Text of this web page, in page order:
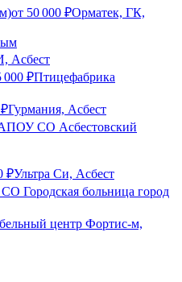
от 50 000 ₽Орматек, ГК,
Асбест
000 ₽Птицефабрика
₽Гурмания, Асбест
СО Асбестовский
₽Ультра Си, Асбест
Городская больница город
центр Фортис-м,